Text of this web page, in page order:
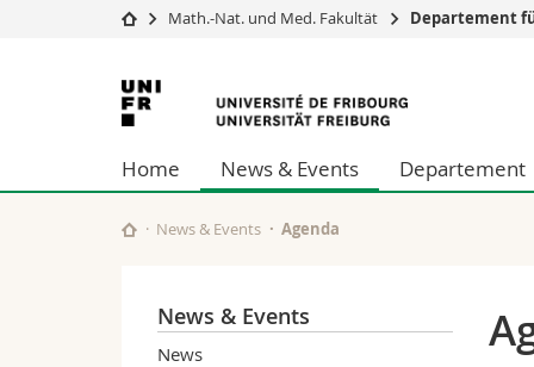
Universität
Studium
Forschung
Universität
Weiterbildung
Wirtschafts-
Philosophische
Math.-Nat. und Med. Fakultät Departement
Universität
Freiburg
Home News & Events Departement
News & Events Agenda
News & Events
News